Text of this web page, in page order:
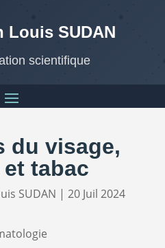
Louis SUDAN
scientifique
du visage,
tabac
SUDAN | 20 Juil 2024